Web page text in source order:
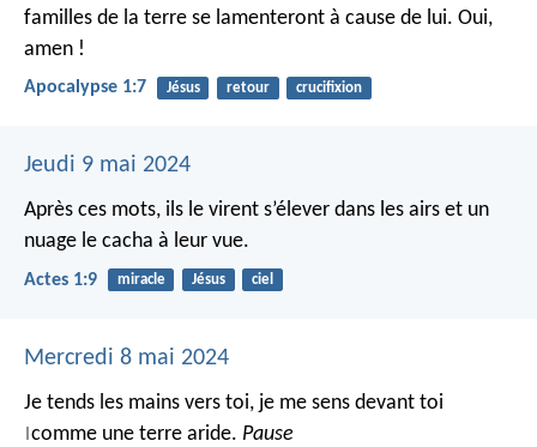
familles de la terre se lamenteront à cause de lui. Oui,
amen !
Apocalypse 1:7 Jésus retour crucifixion
Jeudi 9 mai 2024
Après ces mots, ils le virent s’élever dans les airs et un
nuage le cacha à leur vue.
Actes 1:9 miracle Jésus ciel
Mercredi 8 mai 2024
Je tends les mains vers toi, je me sens devant toi
comme une terre aride. Pause